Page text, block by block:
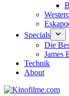
Specials
Die
James
Technik
About